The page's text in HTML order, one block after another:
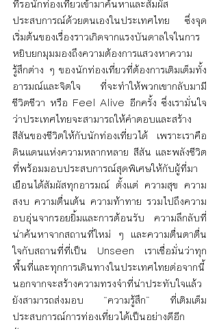
ที่รอนักท่องเที่ยวเข้ามาค้นหาและสัมผัส
ประสบการณ์ด้วยตนเองในประเทศไทย ซึ่งจุด
เริ่มต้นของเรื่องราวเกิดจากแรงบันดาลใจในการ
หยิบยกมุมมองถึงความต้องการแสวงหาความ
รู้สึกต่าง ๆ ของนักท่องเที่ยวที่ต้องการเติมเต็มทั้ง
อารมณ์และจิตใจ ที่จะทำให้พวกเขากลับมามี
ชีวิตชีวา หรือ Feel Alive อีกครั้ง ซึ่งเรามั่นใจ
ว่าประเทศไทยจะสามารถให้คำตอบและสร้าง
สีสันของชีวิตให้กับนักท่องเที่ยวได้ เพราะเราคือ
ดินแดนแห่งความหลากหลาย สีสัน และพลังชีวิต
ที่พร้อมมอบประสบการณ์สุดพิเศษให้กับผู้ที่มา
เยือนได้สัมผัสทุกอารมณ์ ตั้งแต่ ความสุข ความ
สงบ ความตื่นเต้น ความท้าทาย รวมไปถึงความ
อบอุ่นจากรอยยิ้มและการต้อนรับ ความลึกลับที่
น่าค้นหาจากสถานที่ใหม่ ๆ และความตื่นตาตื่น
ใจกับสถานที่ที่เป็น Unseen เราเชื่อมั่นว่าทุก
พื้นที่และทุกการเดินทางในประเทศไทยต่อจากนี้
นอกจากจะสร้างความทรงจำที่น่าประทับใจแล้ว
ยังสามารถส่งมอบ “ความรู้สึก” ที่เติมเต็ม
ประสบการณ์การท่องเที่ยวได้เป็นอย่างดีอีก